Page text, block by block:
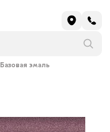
Базовая эмаль